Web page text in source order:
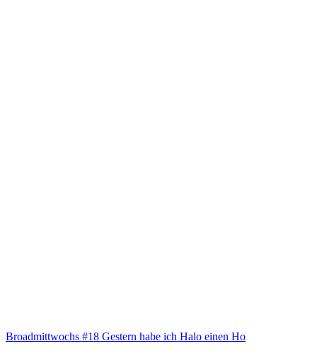
Broad­mitt­wochs #18 Ges­tern habe ich Halo einen Ho